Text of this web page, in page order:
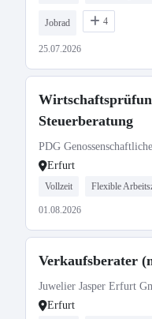
Jobrad 4
25.07.2026
Steuerberatung
PDG
Erfurt
Vollzeit Flexible
01.08.2026
Verkaufsberater
Juwelier Jasper Erfurt
Erfurt